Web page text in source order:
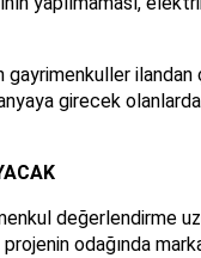
gayrimenkuller
girecek
değerlendirme
projenin odağında